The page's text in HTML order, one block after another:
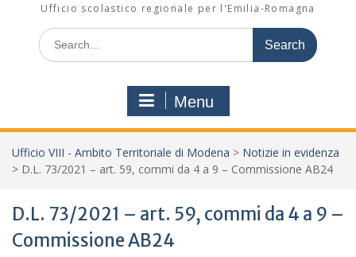
Ufficio scolastico regionale per l'Emilia-Romagna
Search
for:
Menu
Ufficio VIII - Ambito Territoriale di Modena > Notizie in evidenza
> D.L. 73/2021 – art. 59, commi da 4 a 9 – Commissione AB24
D.L. 73/2021 – art. 59, commi da 4 a 9 –
Commissione AB24